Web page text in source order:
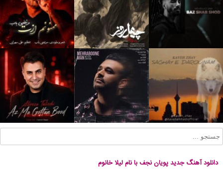
دانلود آهنگ جدید پویان نجف با نام لیلا خانوم